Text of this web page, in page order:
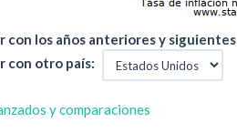
con los años anteriores y siguientes
con otro país:
y comparaciones